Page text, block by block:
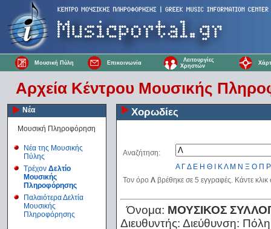
Μουσική Πύλη Επικοινωνία
Λειτουργίες
Χρηστών
Αρχεία Κέντρου Μουσικής
Νέα
Μουσική Πληροφόρηση
Νέα της Μουσικής
Πύλης
Τρέχον Δελτίο
Μουσικής
Πληροφόρησης
Παλαιότερα Δελτία
Μουσικής
Πληροφόρησης
Χορωδίες
Αναζήτηση:
Α ΓΔ Ε Η Θ ΚΛ Μ Ν Ξ Ο Π Ρ
Τον όρο Λ βρέθηκε σε 5 εγγραφές. Κάντε
Όνομα: ΜΟΥΣΙΚΟΣ
Διευθυντής: Διεύθυνση: